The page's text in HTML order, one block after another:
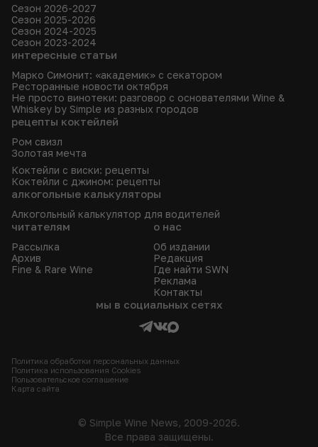
Сезон 2026-2027
Сезон 2025-2026
Сезон 2024-2025
Сезон 2023-2024
интересные статьи
Марко Симонит: «академик» с секатором
Ресторанные новости октября
Не просто винотеки: разговор с основателями Wine &
Whiskey by Simple из разных городов
рецепты коктейлей
Ром свизл
Золотая мечта
Коктейли с виски: рецепты
Коктейли с джином: рецепты
алкогольные калькуляторы
Алкогольный калькулятор для водителей
читателям
Рассылка
Архив
Fine & Rare Wine
о нас
Об издании
Редакция
Где найти SWN
Реклама
Контакты
мы в социальных сетях
Политика обработки персональных данных
Политика использования Сookies
Пользовательское соглашение
Карта сайта
© Simple Wine News, 2009-2026.
Все права защищены.